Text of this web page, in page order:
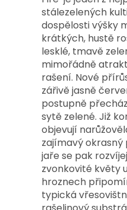
stálezelených
dospělosti výšky
krátkých, hustě
lesklé, tmavě
mimořádně
rašení. Nové
zářivě jasně
postupně
sytě zelené. Již
objevují
zajímavý okrasný
jaře se pak
zvonkovité květy
hroznech
typická